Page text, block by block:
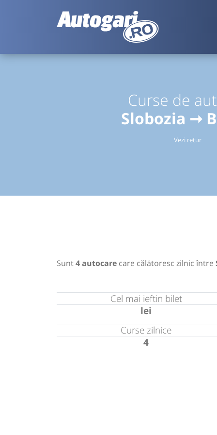
Curse de
Slobozia ➞
Vezi retur
Sunt4 autocare care călătoresc zilnic între
Cel mai ieftin bilet
lei
Curse zilnice
4